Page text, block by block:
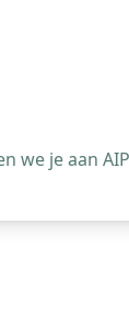
we je aan